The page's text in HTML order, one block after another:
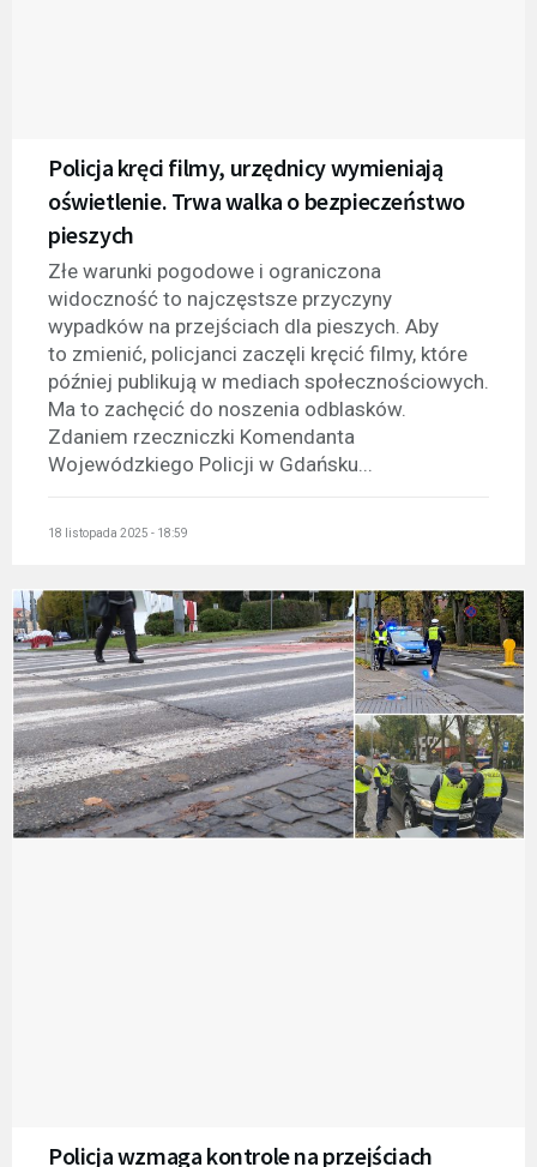
Policja kręci filmy, urzędnicy wymieniają
oświetlenie. Trwa walka o bezpieczeństwo
pieszych
Złe warunki pogodowe i ograniczona
widoczność to najczęstsze przyczyny
wypadków na przejściach dla pieszych. Aby
to zmienić, policjanci zaczęli kręcić filmy, które
później publikują w mediach społecznościowych.
Ma to zachęcić do noszenia odblasków.
Zdaniem rzeczniczki Komendanta
Wojewódzkiego Policji w Gdańsku...
18 listopada 2025 - 18:59
Policja wzmaga kontrole na przejściach